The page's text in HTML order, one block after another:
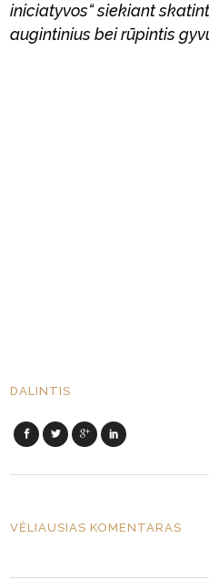
iniciatyvos“ siekiant
augintinius bei rūpintis
DALINTIS
VĖLIAUSIAS KOMENTARAS